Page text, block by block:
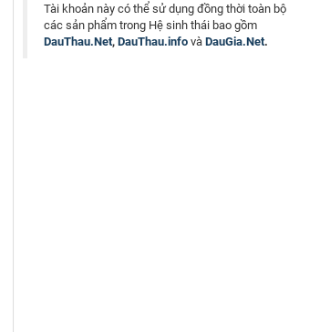
Tài khoản này có thể sử dụng đồng thời toàn bộ
các sản phẩm trong Hệ sinh thái bao gồm
DauThau.Net, DauThau.info và DauGia.Net.